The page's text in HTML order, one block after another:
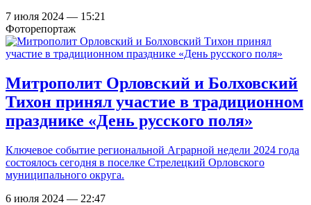
7 июля 2024 — 15:21
Фоторепортаж
Митрополит Орловский и Болховский
Тихон принял участие в традиционном
празднике «День русского поля»
Ключевое событие региональной Аграрной недели 2024 года
состоялось сегодня в поселке Стрелецкий Орловского
муниципального округа.
6 июля 2024 — 22:47